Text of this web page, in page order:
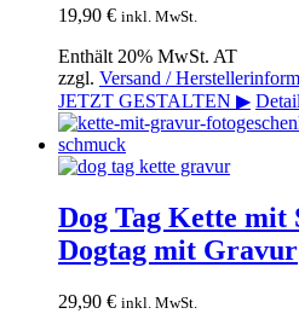
19,90 € inkl. MwSt.
Enthält 20% MwSt. AT
zzgl. Versand /
JETZT GESTALTEN ▶
Dog Tag Kette mit
Dogtag mit Gravur
29,90 € inkl. MwSt.